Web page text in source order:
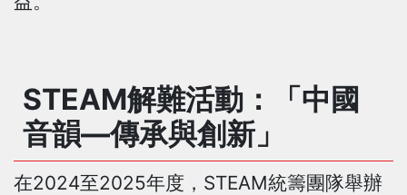
STEAM解難活動：「中國
音韻—傳承與創新」
在2024至2025年度，STEAM統籌團隊舉辦